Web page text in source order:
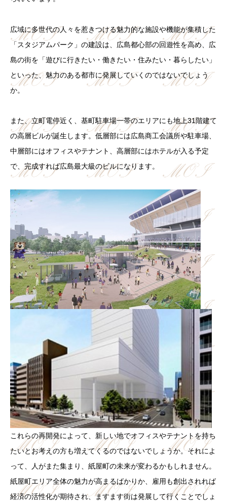
広域に多世代の人々を惹きつける魅力的な施設や機能が集積した
「スタジアムパーク」の建設は、広島都心部の回遊性を高め、広
島の街を「遊びに行きたい・働きたい・住みたい・暮らしたい」
といった、魅力のある都市に発展していくのではないでしょう
か。
また、立町電停近く、基町駐車場一帯のエリアにも地上31階建て
の高層ビルが誕生します。低層部には広島商工会議所や駐車場、
中層部にはオフィスやテナント、高層部にはホテルが入る予定
で、完成すれば広島最大級のビルになります。
これらの再開発によって、新しい地でオフィスやテナントを持ち
たいとお考えの方も増えてくるのではないでしょうか。それによ
って、人がまた集まり、紙屋町の未来が変わるかもしれません。
紙屋町エリア全体の魅力が高まるばかりか、雇用も創出されれば
経済の活性化が期待され、ますます街は発展して行くことでしょ